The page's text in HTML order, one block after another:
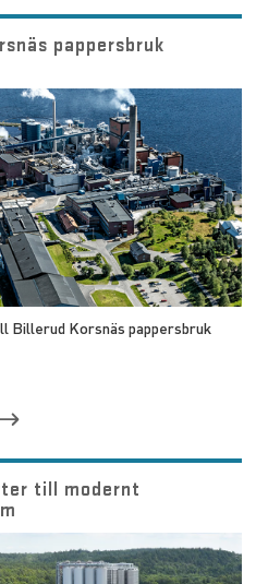
pappersbruk
Billerud Korsnäs pappersbruk
till modernt